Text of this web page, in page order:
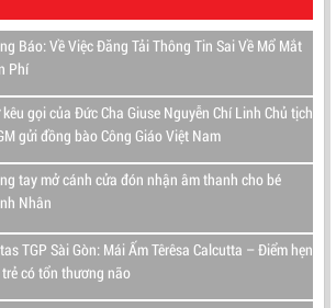
Báo: Về Việc Đăng Tải Thông Tin Sai Về Mổ Mắt
Phí
gọi của Đức Cha Giuse Nguyễn Chí Linh Chủ tịch
gửi đồng bào Công Giáo Việt Nam
tay mở cánh cửa đón nhận âm thanh cho bé
Nhân
TGP Sài Gòn: Mái Ấm Têrêsa Calcutta – Điểm hẹn
có tổn thương não